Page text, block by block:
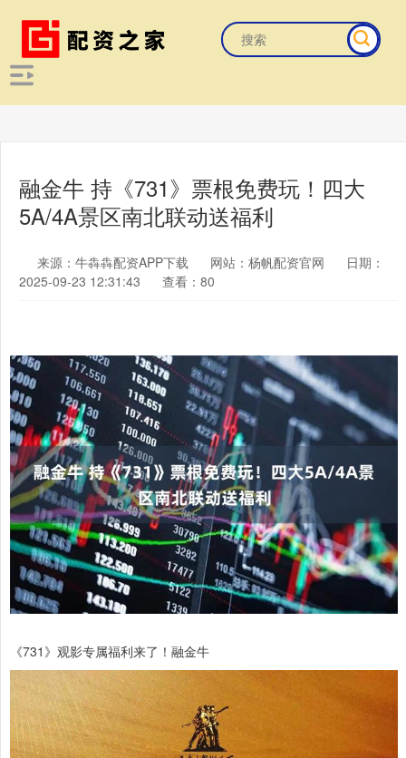
融金牛 持《731》票根免费玩！四大
5A/4A景区南北联动送福利
来源：牛犇犇配资APP下载 网站：杨帆配资官网
日期：
2025-09-23 12:31:43
查看：80
《731》观影专属福利来了！融金牛